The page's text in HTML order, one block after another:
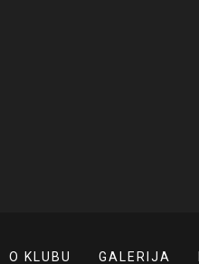
O KLUBU GALERIJA